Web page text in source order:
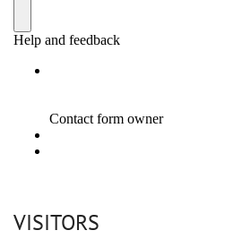
VISITORS